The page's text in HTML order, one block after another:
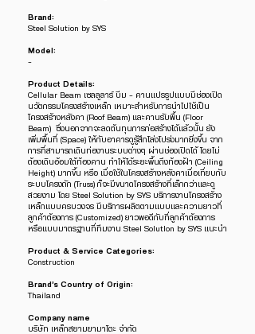
Brand:
Steel Solution by SYS
Model:
-
Product Details:
Cellular Beam เซลลูลาร์ บีม - คานแปรรูปแบบมีช่องเปิด
นวัตกรรมโครงสร้างเหล็ก เหมาะสำหรับการนำไปใช้เป็น
โครงสร้างหลังคา (Roof Beam) และคานรับพื้น (Floor
Beam) ซึ่งนอกจากจะลดต้นทุนการก่อสร้างได้แล้วนั้น ยัง
เพิ่มพื้นที่ (Space) ให้กับอาคารดูรู้สึกโล่งโปร่งมากยิ่งขึ้น จาก
การที่สามารถเดินท่องานระบบต่างๆ ผ่านช่องเปิดได้ โดยไม่
ต้องเดินอ้อมใต้ท้องคาน ทำให้ได้ระยะพื้นถึงท้องฝ้า (Ceiling
Height) มากขึ้น หรือ เมื่อใช้ในโครงสร้างหลังคาเมื่อเที่ยบกับ
ระบบโครงถัก (Truss) ก็จะมีขนาดโครงสร้างที่เล็กกว่าและดู
สวยงาม โดย Steel Solution by SYS บริการงานโครงสร้าง
เหล็กแบบครบวงจร มีบริการผลิตตามแบบและความยาวที่
ลูกค้าต้องการ (Customized) ยาวพอดีกับที่ลูกค้าต้องการ
หรือแบบมาตรฐานที่ทีมงาน Steel Solutlon by SYS แนะนำ
Product & Service Categories:
Construction
Brand’s Country of Origin:
Thailand
Company name
บริษัท เหล็กสยามยามาโตะ จำกัด